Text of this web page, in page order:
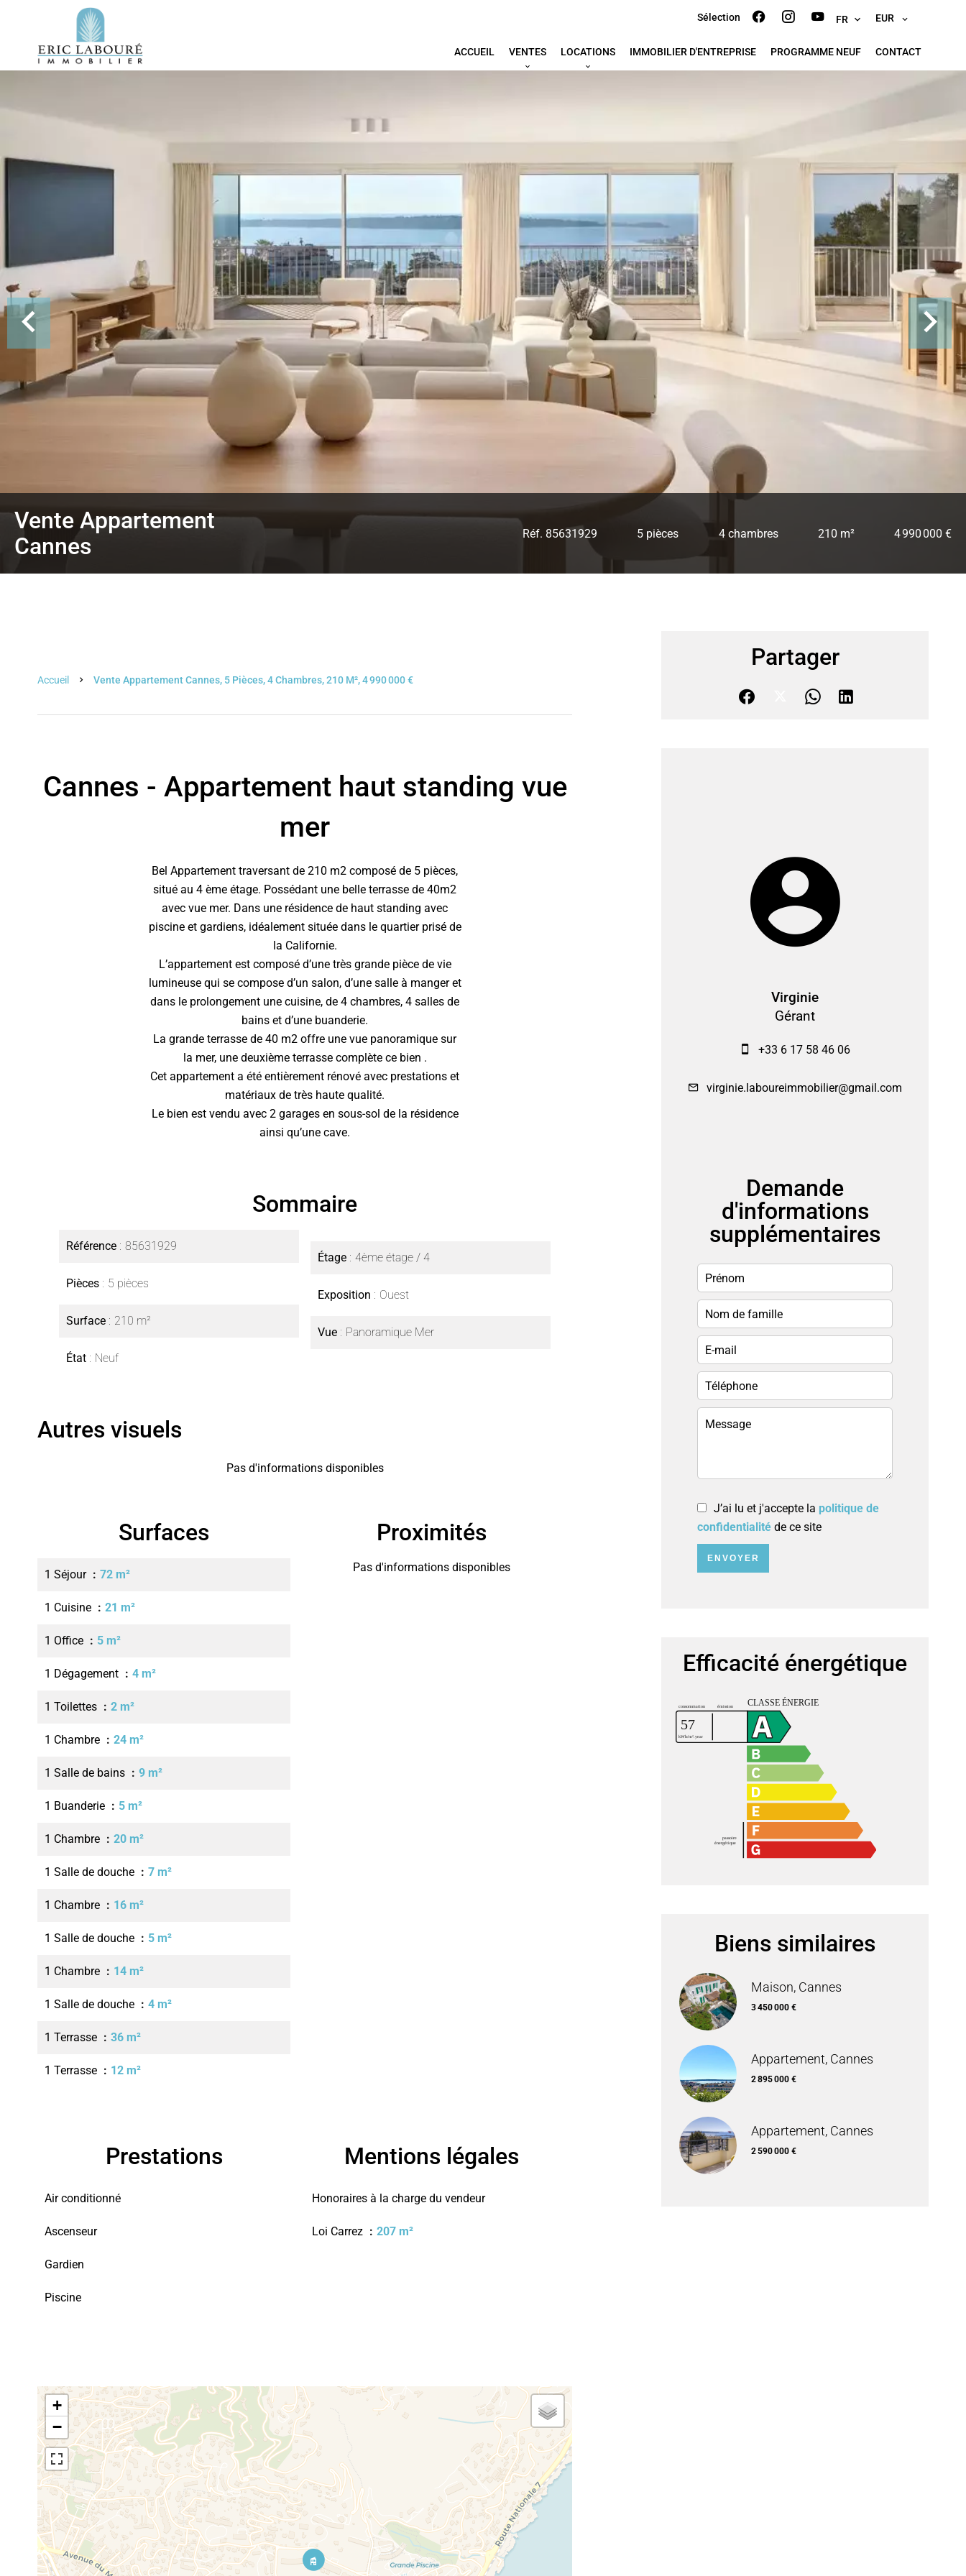
Sélection FR EUR
ACCUEIL VENTES LOCATIONS IMMOBILIER D'ENTREPRISE PROGRAMME NEUF CONTACT
Vente Appartement
Cannes
Réf. 85631929 5 pièces 4 chambres 210 m² 4 990 000 €
Accueil Vente Appartement Cannes, 5 Pièces, 4 Chambres, 210 M², 4 990 000 €
Cannes - Appartement haut standing vue
mer
Bel Appartement traversant de 210 m2 composé de 5 pièces,
situé au 4 ème étage. Possédant une belle terrasse de 40m2
avec vue mer. Dans une résidence de haut standing avec
piscine et gardiens, idéalement située dans le quartier prisé de
la Californie.
L’appartement est composé d’une très grande pièce de vie
lumineuse qui se compose d’un salon, d’une salle à manger et
dans le prolongement une cuisine, de 4 chambres, 4 salles de
bains et d’une buanderie.
La grande terrasse de 40 m2 offre une vue panoramique sur
la mer, une deuxième terrasse complète ce bien .
Cet appartement a été entièrement rénové avec prestations et
matériaux de très haute qualité.
Le bien est vendu avec 2 garages en sous-sol de la résidence
ainsi qu’une cave.
Sommaire
Référence 85631929
Pièces 5 pièces
Surface 210 m²
État Neuf
Étage 4ème étage / 4
Exposition Ouest
Vue Panoramique Mer
Autres visuels
Pas d'informations disponibles
Surfaces
1 Séjour 72 m²
1 Cuisine 21 m²
1 Office 5 m²
1 Dégagement 4 m²
1 Toilettes 2 m²
1 Chambre 24 m²
1 Salle de bains 9 m²
1 Buanderie 5 m²
1 Chambre 20 m²
1 Salle de douche 7 m²
1 Chambre 16 m²
1 Salle de douche 5 m²
1 Chambre 14 m²
1 Salle de douche 4 m²
1 Terrasse 36 m²
1 Terrasse 12 m²
Proximités
Pas d'informations disponibles
Prestations
Air conditionné
Ascenseur
Gardien
Piscine
Mentions légales
Honoraires à la charge du vendeur
Loi Carrez 207 m²
+
−
Partager
Virginie
Gérant
+33 6 17 58 46 06
virginie.laboureimmobilier@gmail.com
Demande
d'informations
supplémentaires
J’ai lu et j'accepte la politique de
confidentialité de ce site
ENVOYER
Efficacité énergétique
Biens similaires
Maison, Cannes
3 450 000 €
Appartement, Cannes
2 895 000 €
Appartement, Cannes
2 590 000 €